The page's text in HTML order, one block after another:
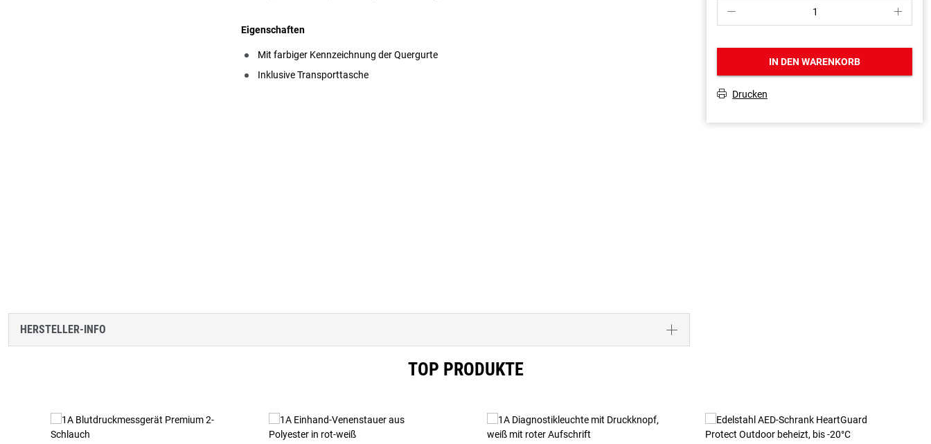
Eigenschaften
Mit farbiger Kennzeichnung der Quergurte
Inklusive Transporttasche
HERSTELLER-INFO
P S
IN DEN WARENKORB
T Drucken
TOP PRODUKTE